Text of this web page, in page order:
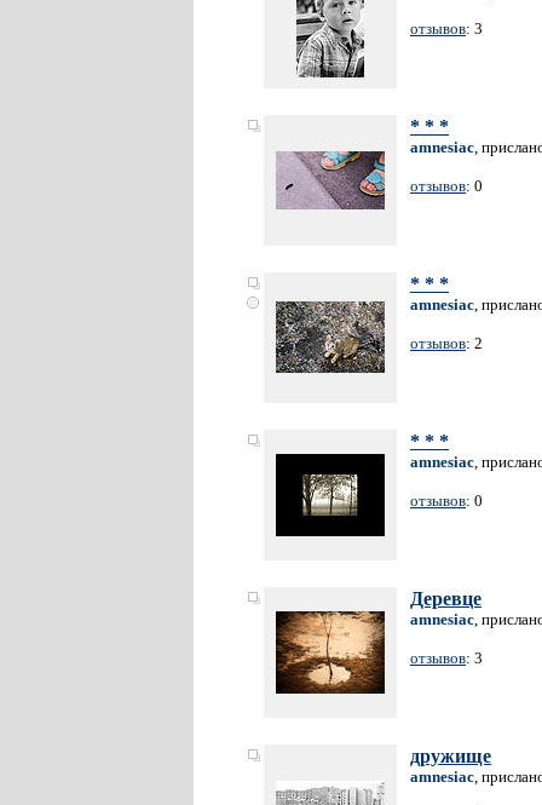
отзывов: 3
* * *
amnesiac,
отзывов: 0
* * *
amnesiac,
отзывов: 2
* * *
amnesiac,
отзывов: 0
Деревце
amnesiac,
отзывов: 3
дружище
amnesiac,